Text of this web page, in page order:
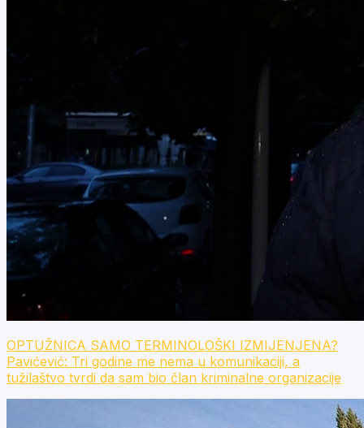
OPTUŽNICA SAMO TERMINOLOŠKI IZMIJENJENA?
Pavićević: Tri godine me nema u komunikaciji, a
tužilaštvo tvrdi da sam bio član kriminalne organizacije